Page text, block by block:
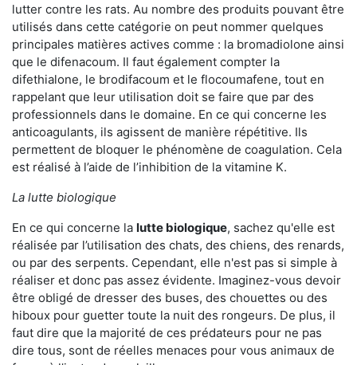
lutter contre les rats. Au nombre des produits pouvant être
utilisés dans cette catégorie on peut nommer quelques
principales matières actives comme : la bromadiolone ainsi
que le difenacoum. Il faut également compter la
difethialone, le brodifacoum et le flocoumafene, tout en
rappelant que leur utilisation doit se faire que par des
professionnels dans le domaine. En ce qui concerne les
anticoagulants, ils agissent de manière répétitive. Ils
permettent de bloquer le phénomène de coagulation. Cela
est réalisé à l’aide de l’inhibition de la vitamine K.
La lutte biologique
En ce qui concerne la lutte biologique, sachez qu'elle est
réalisée par l’utilisation des chats, des chiens, des renards,
ou par des serpents. Cependant, elle n'est pas si simple à
réaliser et donc pas assez évidente. Imaginez-vous devoir
être obligé de dresser des buses, des chouettes ou des
hiboux pour guetter toute la nuit des rongeurs. De plus, il
faut dire que la majorité de ces prédateurs pour ne pas
dire tous, sont de réelles menaces pour vous animaux de